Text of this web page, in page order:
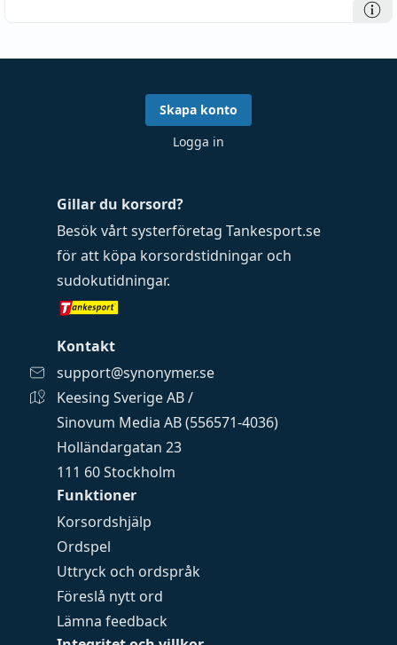
Funktioner
Korsordshjälp
Ordspel
Uttryck och ordspråk
Föreslå nytt ord
Lämna feedback
Gillar du korsord?
Besök vårt systerföretag Tankesport.se
för att köpa korsordstidningar och
sudokutidningar.
Kontakt
support@synonymer.se
Keesing Sverige AB /
Sinovum Media AB (556571-4036)
Holländargatan 23
111 60 Stockholm
Skapa konto
Logga in